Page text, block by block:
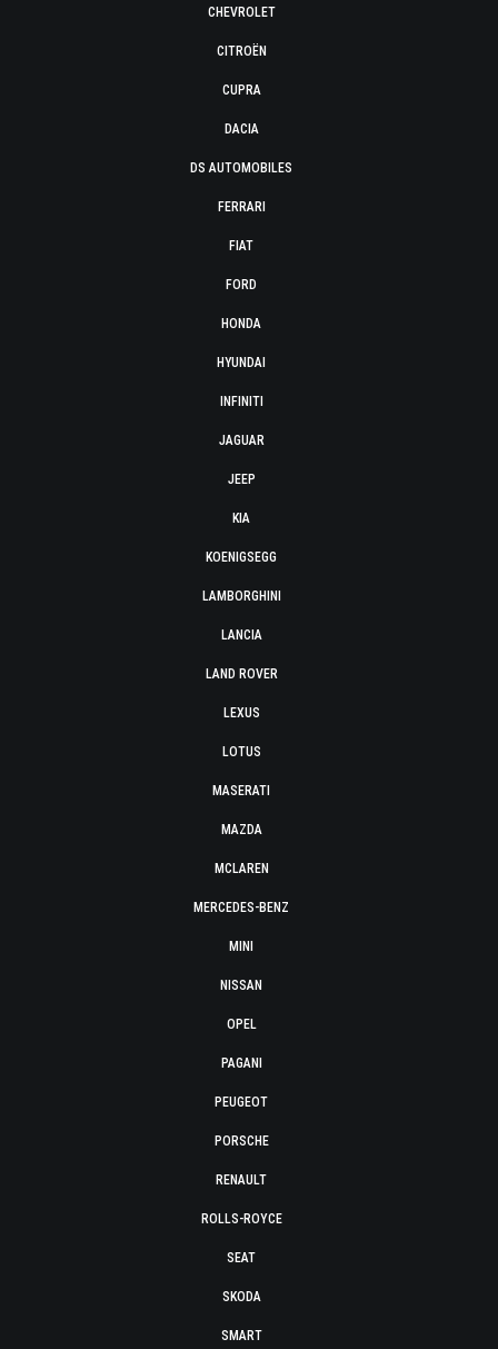
CHEVROLET
CITROËN
CUPRA
DACIA
DS AUTOMOBILES
FERRARI
FIAT
FORD
HONDA
HYUNDAI
INFINITI
JAGUAR
JEEP
KIA
KOENIGSEGG
LAMBORGHINI
LANCIA
LAND ROVER
LEXUS
LOTUS
MASERATI
MAZDA
MCLAREN
MERCEDES-BENZ
MINI
NISSAN
OPEL
PAGANI
PEUGEOT
PORSCHE
RENAULT
ROLLS-ROYCE
SEAT
SKODA
SMART